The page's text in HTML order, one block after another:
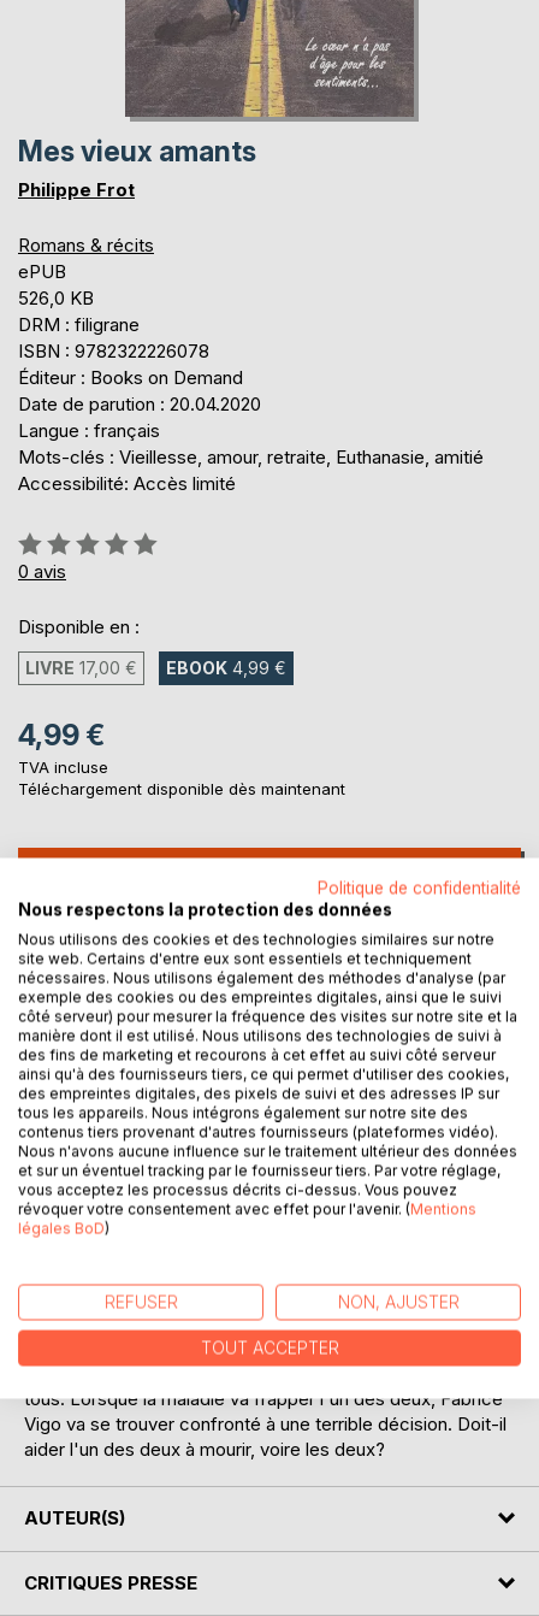
Mes vieux amants
Philippe Frot
Romans & récits
ePUB
526,0 KB
DRM : filigrane
ISBN : 9782322226078
Éditeur : Books on Demand
Date de parution : 20.04.2020
Langue : français
Mots-clés : Vieillesse, amour, retraite, Euthanasie, amitié
Accessibilité: Accès limité
Évaluation:
0%
0 avis
Disponible en :
LIVRE 17,00 € EBOOK 4,99 €
4,99 €
TVA incluse
Téléchargement disponible dès maintenant
Ajouter à ma liste d'envies
Laisser un avis
DESCRIPTION
Fabrice Vigo est aussi épanoui dans sa vie de couple qu'au
avec l'arrivée de deux nouveaux résidents, Clovis et
Madeleine. Alors qu'ils ne se connaissaient pas, ces deux
octogénaires vont vivre un grand amour. Chacun des deux
a son histoire et cette relation n'est pas la bienvenue pour
tous. Lorsque la maladie va frapper l'un des deux, Fabrice
Vigo va se trouver confronté à une terrible décision. Doit-il
aider l'un des deux à mourir, voire les deux?
AUTEUR(S)
CRITIQUES PRESSE
Politique de confidentialité
Nous respectons la protection des données
Nous utilisons des cookies et des technologies similaires sur notre
site web. Certains d'entre eux sont essentiels et techniquement
nécessaires. Nous utilisons également des méthodes d'analyse (par
exemple des cookies ou des empreintes digitales, ainsi que le suivi
côté serveur) pour mesurer la fréquence des visites sur notre site et la
manière dont il est utilisé. Nous utilisons des technologies de suivi à
des fins de marketing et recourons à cet effet au suivi côté serveur
ainsi qu'à des fournisseurs tiers, ce qui permet d'utiliser des cookies,
des empreintes digitales, des pixels de suivi et des adresses IP sur
tous les appareils. Nous intégrons également sur notre site des
contenus tiers provenant d'autres fournisseurs (plateformes vidéo).
Nous n'avons aucune influence sur le traitement ultérieur des données
et sur un éventuel tracking par le fournisseur tiers. Par votre réglage,
vous acceptez les processus décrits ci-dessus. Vous pouvez
révoquer votre consentement avec effet pour l'avenir. (Mentions
légales BoD)
REFUSER NON, AJUSTER
TOUT ACCEPTER